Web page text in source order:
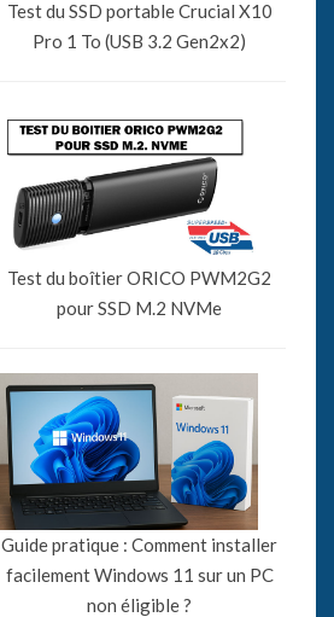
Test du SSD portable Crucial X10
Pro 1 To (USB 3.2 Gen2x2)
Test du boîtier ORICO PWM2G2
pour SSD M.2 NVMe
Guide pratique : Comment installer
facilement Windows 11 sur un PC
non éligible ?